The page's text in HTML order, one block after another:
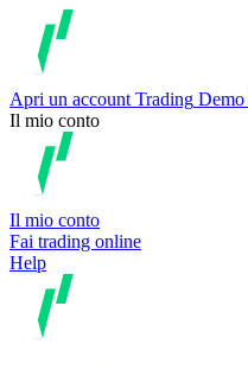
Apri un account Trading Demo
Il mio conto
Il mio conto
Fai trading online
Help